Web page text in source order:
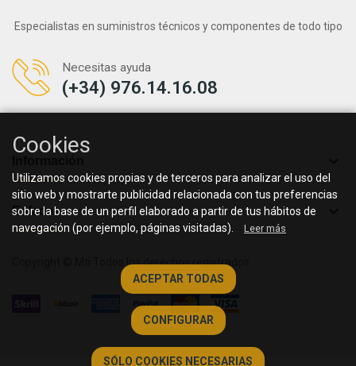
Especialistas en suministros técnicos y componentes de todo tipo
Necesitas ayuda
(+34) 976.14.16.08
Enlaces
Copyright © Mti Todos los derechos registrados
Cookies
Utilizamos cookies propias y de terceros para analizar el uso del
sitio web y mostrarte publicidad relacionada con tus preferencias
sobre la base de un perfil elaborado a partir de tus hábitos de
navegación (por ejemplo, páginas visitadas).
Leer más
ACEPTAR TODAS
CONFIGURAR
SÓLO COOKIES NECESARIAS